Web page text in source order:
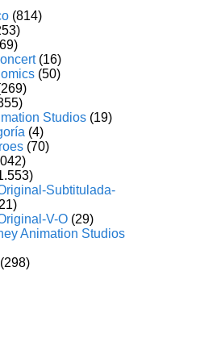
(814)
(16)
(50)
Studios (19)
(4)
(70)
Subtitulada-
V-O (29)
Animation Studios
(298)